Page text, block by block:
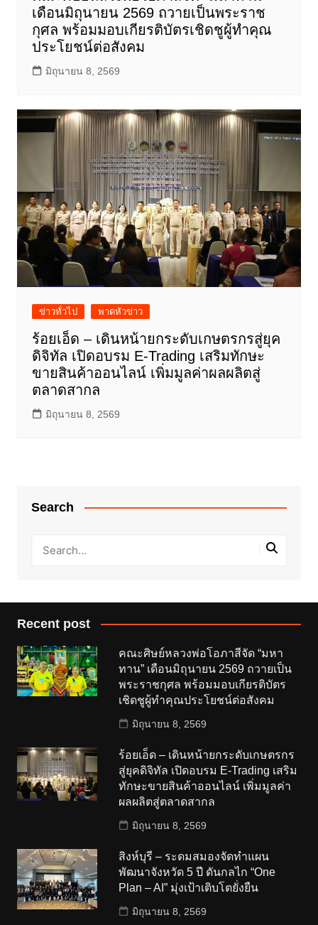
เดือนมิถุนายน 2569 ถวายเป็นพระราช
กุศล พร้อมมอบเกียรติบัตรเชิดชูผู้ทำคุณ
ประโยชน์ต่อสังคม
มิถุนายน 8, 2569
ข่าวทั่วไป พาดหัวข่าว
ร้อยเอ็ด – เดินหน้ายกระดับเกษตรกรสู่ยุค
ดิจิทัล เปิดอบรม E-Trading เสริมทักษะ
ขายสินค้าออนไลน์ เพิ่มมูลค่าผลผลิตสู่
ตลาดสากล
มิถุนายน 8, 2569
Search
Recent post
คณะศิษย์หลวงพ่อโอภาสีจัด “มหา
ทาน” เดือนมิถุนายน 2569 ถวายเป็น
พระราชกุศล พร้อมมอบเกียรติบัตร
เชิดชูผู้ทำคุณประโยชน์ต่อสังคม
มิถุนายน 8, 2569
ร้อยเอ็ด – เดินหน้ายกระดับเกษตรกร
สู่ยุคดิจิทัล เปิดอบรม E-Trading เสริม
ทักษะขายสินค้าออนไลน์ เพิ่มมูลค่า
ผลผลิตสู่ตลาดสากล
มิถุนายน 8, 2569
สิงห์บุรี – ระดมสมองจัดทำแผน
พัฒนาจังหวัด 5 ปี ดันกลไก “One
Plan – AI” มุ่งเป้าเติบโตยั่งยืน
มิถุนายน 8, 2569